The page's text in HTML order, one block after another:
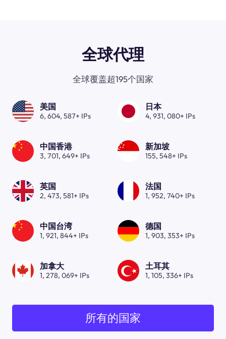
全球代理
全球覆盖超195个国家
美国
6, 604, 587+ IPs
日本
4, 931, 080+ IPs
中国香港
3, 701, 649+ IPs
新加坡
155, 548+ IPs
英国
2, 473, 581+ IPs
法国
1, 952, 740+ IPs
中国台湾
1, 921, 844+ IPs
德国
1, 903, 353+ IPs
加拿大
1, 278, 069+ IPs
土耳其
1, 105, 336+ IPs
所有的国家